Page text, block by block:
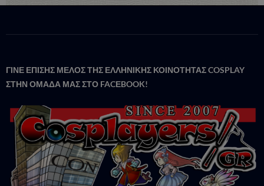
ΓΙΝΕ ΕΠΙΣΗΣ ΜΕΛΟΣ ΤΗΣ ΕΛΛΗΝΙΚΗΣ ΚΟΙΝΟΤΗΤΑΣ COSPLAY
ΣΤΗΝ ΟΜΑΔΑ ΜΑΣ ΣΤΟ FACΕBOOK!